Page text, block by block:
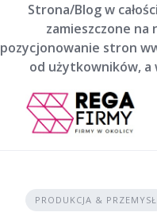
Strona/Blog w
zamieszczone na
pozycjonowanie stron
od użytkowników, a
content
PRODUKCJA & PRZEMYSŁ